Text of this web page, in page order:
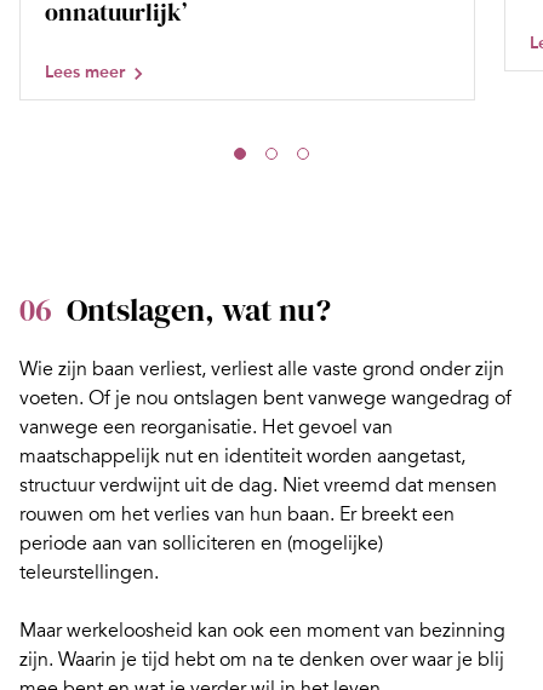
onnatuurlijk’
Lees meer
06 Ontslagen, wat nu?
Wie zijn baan verliest, verliest alle vaste grond onder zijn
voeten. Of je nou ontslagen bent vanwege wangedrag of
vanwege een reorganisatie. Het gevoel van
maatschappelijk nut en identiteit worden aangetast,
structuur verdwijnt uit de dag. Niet vreemd dat mensen
rouwen om het verlies van hun baan. Er breekt een
periode aan van solliciteren en (mogelijke)
teleurstellingen.
Maar werkeloosheid kan ook een moment van bezinning
zijn. Waarin je tijd hebt om na te denken over waar je blij